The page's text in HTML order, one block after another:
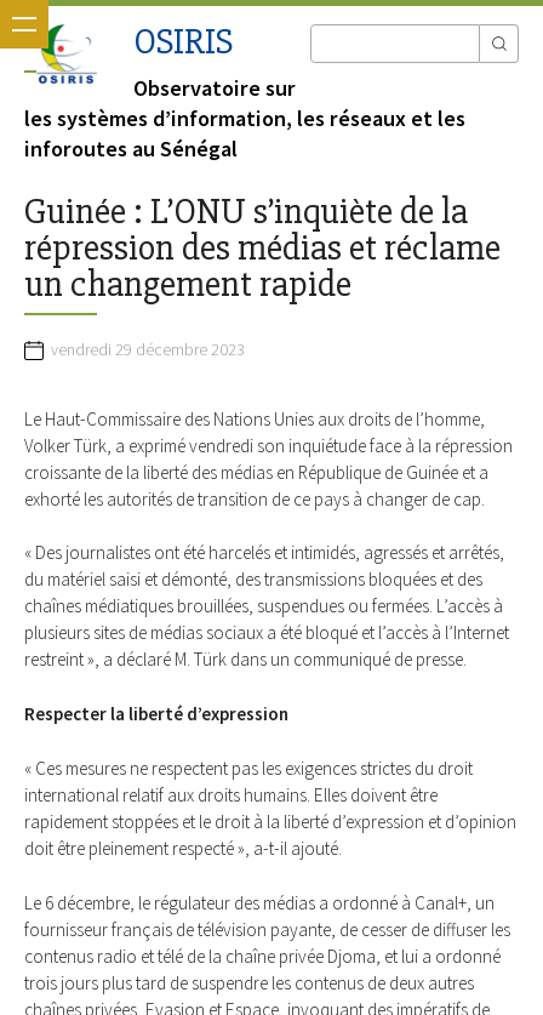
OSIRIS
Observatoire sur
les systèmes d’information, les réseaux et les
inforoutes au Sénégal
Guinée : L’ONU s’inquiète de la
répression des médias et réclame
un changement rapide
vendredi 29 décembre 2023
Le Haut-Commissaire des Nations Unies aux droits de l’homme,
Volker Türk, a exprimé vendredi son inquiétude face à la répression
croissante de la liberté des médias en République de Guinée et a
exhorté les autorités de transition de ce pays à changer de cap.
« Des journalistes ont été harcelés et intimidés, agressés et arrêtés,
du matériel saisi et démonté, des transmissions bloquées et des
chaînes médiatiques brouillées, suspendues ou fermées. L’accès à
plusieurs sites de médias sociaux a été bloqué et l’accès à l’Internet
restreint », a déclaré M. Türk dans un communiqué de presse.
Respecter la liberté d’expression
« Ces mesures ne respectent pas les exigences strictes du droit
international relatif aux droits humains. Elles doivent être
rapidement stoppées et le droit à la liberté d’expression et d’opinion
doit être pleinement respecté », a-t-il ajouté.
Le 6 décembre, le régulateur des médias a ordonné à Canal+, un
fournisseur français de télévision payante, de cesser de diffuser les
contenus radio et télé de la chaîne privée Djoma, et lui a ordonné
trois jours plus tard de suspendre les contenus de deux autres
chaînes privées, Evasion et Espace, invoquant des impératifs de